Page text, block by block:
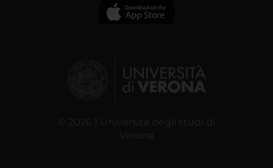
© 2026 | Università degli studi di
Verona